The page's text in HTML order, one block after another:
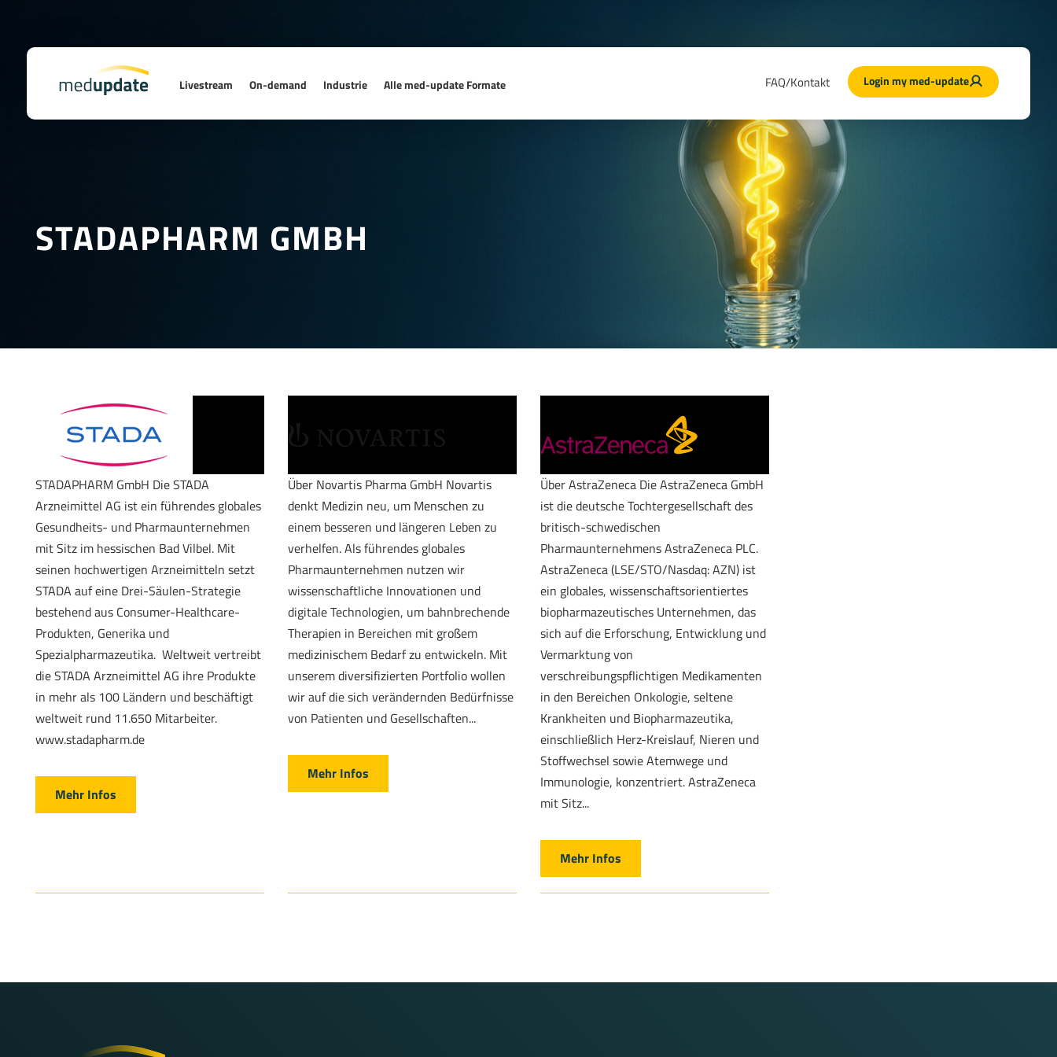
Livestream On-demand Industrie Alle med-update Formate FAQ/Kontakt Login my med-update
STADAPHARM GMBH
STADAPHARM GmbH Die STADA
Arzneimittel AG ist ein führendes globales
Gesundheits- und Pharmaunternehmen
mit Sitz im hessischen Bad Vilbel. Mit
seinen hochwertigen Arzneimitteln setzt
STADA auf eine Drei-Säulen-Strategie
bestehend aus Consumer-Healthcare-
Produkten, Generika und
Spezialpharmazeutika. Weltweit vertreibt
die STADA Arzneimittel AG ihre Produkte
in mehr als 100 Ländern und beschäftigt
weltweit rund 11.650 Mitarbeiter.
www.stadapharm.de
Mehr Infos
Über Novartis Pharma GmbH Novartis
denkt Medizin neu, um Menschen zu
einem besseren und längeren Leben zu
verhelfen. Als führendes globales
Pharmaunternehmen nutzen wir
wissenschaftliche Innovationen und
digitale Technologien, um bahnbrechende
Therapien in Bereichen mit großem
medizinischem Bedarf zu entwickeln. Mit
unserem diversifizierten Portfolio wollen
wir auf die sich verändernden Bedürfnisse
von Patienten und Gesellschaften...
Mehr Infos
Über AstraZeneca Die AstraZeneca GmbH
ist die deutsche Tochtergesellschaft des
britisch-schwedischen
Pharmaunternehmens AstraZeneca PLC.
AstraZeneca (LSE/STO/Nasdaq: AZN) ist
ein globales, wissenschaftsorientiertes
biopharmazeutisches Unternehmen, das
sich auf die Erforschung, Entwicklung und
Vermarktung von
verschreibungspflichtigen Medikamenten
in den Bereichen Onkologie, seltene
Krankheiten und Biopharmazeutika,
einschließlich Herz-Kreislauf, Nieren und
Stoffwechsel sowie Atemwege und
Immunologie, konzentriert. AstraZeneca
mit Sitz...
Mehr Infos